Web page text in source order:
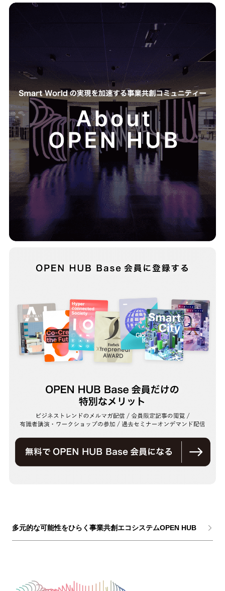
多元的な可能性をひらく事業共創エコシステムOPEN HUB